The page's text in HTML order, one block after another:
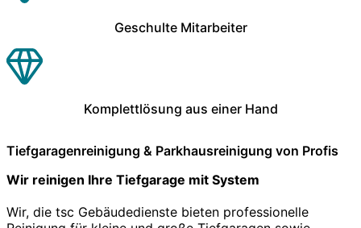
Geschulte Mitarbeiter
Komplettlösung aus einer Hand
Tiefgaragenreinigung & Parkhausreinigung von Profis
Wir reinigen Ihre Tiefgarage mit System
Wir, die tsc Gebäudedienste bieten professionelle